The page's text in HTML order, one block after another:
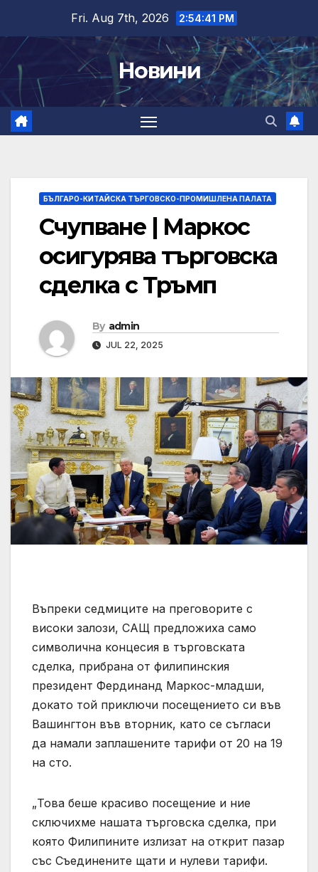
content
Fri. Aug 7th, 2026 2:54:41 PM
Новини
БЪЛГАРО-КИТАЙСКА ТЪРГОВСКО-ПРОМИШЛЕНА ПАЛАТА
Счупване | Маркос
осигурява търговска
сделка с Тръмп
By admin
JUL 22, 2025
Въпреки седмиците на преговорите с
високи залози, САЩ предложиха само
символична концесия в търговската
сделка, прибрана от филипинския
президент Фердинанд Маркос-младши,
докато той приключи посещението си във
Вашингтон във вторник, като се съгласи
да намали заплашените тарифи от 20 на 19
на сто.
„Това беше красиво посещение и ние
сключихме нашата търговска сделка, при
която Филипините излизат на открит пазар
със Съединените щати и нулеви тарифи.